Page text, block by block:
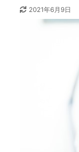
2021年6月9日